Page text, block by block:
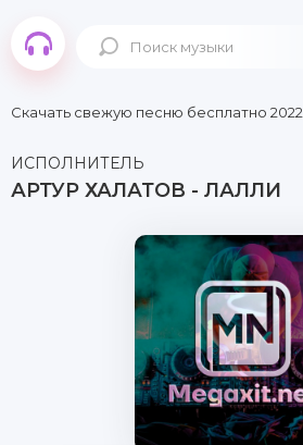
Скачать свежую песню бесплатно 2022
ИСПОЛНИТЕЛЬ
АРТУР ХАЛАТОВ - ЛАЛЛИ